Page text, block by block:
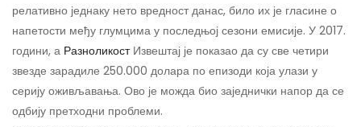
релативно једнаку нето вредност данас, било их је гласине о
напетости међу глумцима у последњој сезони емисије. У 2017.
години, а РазноликостИзвештај је показао да су све четири
звезде зарадиле 250.000 долара по епизоди која улази у
серију оживљавања. Ово је можда био заједнички напор да се
одбију претходни проблеми.